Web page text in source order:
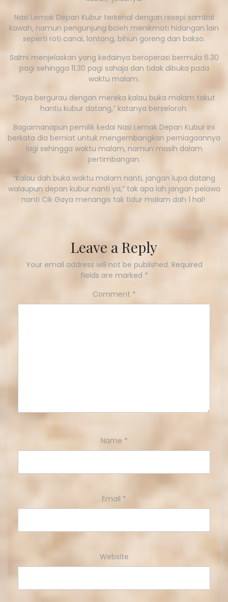
Nasi Lemak Depan Kubur terkenal dengan resepi sambal
kawah, namun pengunjung boleh menikmati hidangan lain
seperti roti canai, lontong, bihun goreng dan bakso.
Salmi menjelaskan yang kedainya beroperasi bermula 6.30
pagi sehingga 11.30 pagi sahaja dan tidak dibuka pada
waktu malam.
“Saya bergurau dengan mereka kalau buka malam takut
hantu kubur datang,” katanya berseloroh.
Bagaimanapun pemilik kedai Nasi Lemak Depan Kubur ini
berkata dia berniat untuk mengembangkan perniagaannya
lagi sehingga waktu malam, namun masih dalam
pertimbangan.
“Kalau dah buka waktu malam nanti, jangan lupa datang
walaupun depan kubur nanti ya,” tak apa lah jangan pelawa
nanti Cik Gaya menangis tak tidur malam dah 1 hal!
Leave a Reply
Your email address will not be published. Required
fields are marked *
Comment *
Name *
Email *
Website